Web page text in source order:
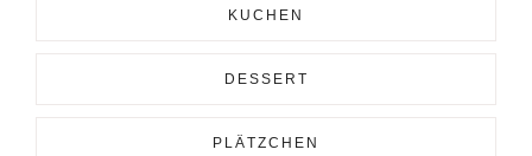
KUCHEN
DESSERT
PLÄTZCHEN